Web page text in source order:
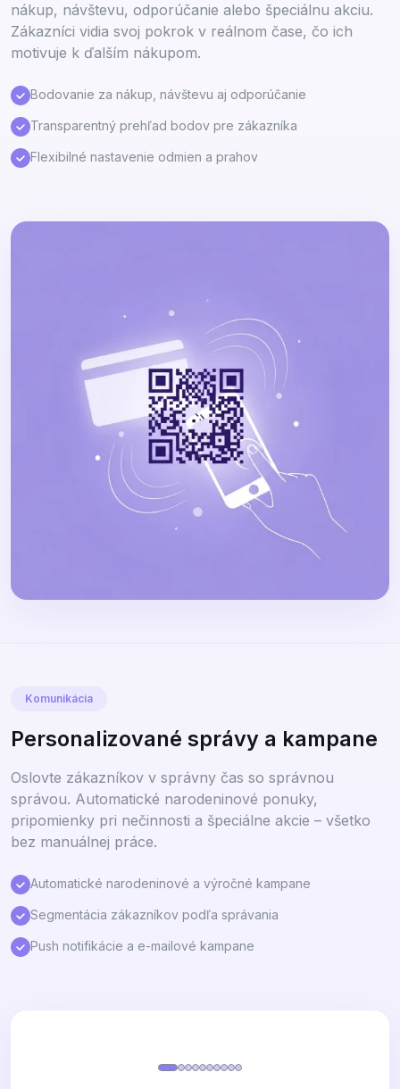
nákup, návštevu, odporúčanie alebo špeciálnu akciu.
Zákazníci vidia svoj pokrok v reálnom čase, čo ich
motivuje k ďalším nákupom.
Bodovanie za nákup, návštevu aj odporúčanie
Transparentný prehľad bodov pre zákazníka
Flexibilné nastavenie odmien a prahov
Komunikácia
Personalizované správy a kampane
Oslovte zákazníkov v správny čas so správnou
správou. Automatické narodeninové ponuky,
pripomienky pri nečinnosti a špeciálne akcie – všetko
bez manuálnej práce.
Automatické narodeninové a výročné kampane
Segmentácia zákazníkov podľa správania
Push notifikácie a e-mailové kampane